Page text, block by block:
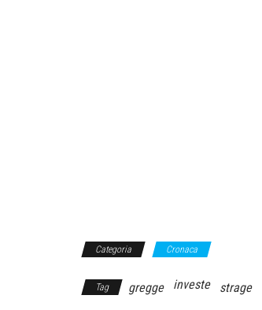
Categoria Cronaca
Tag gregge investe strage